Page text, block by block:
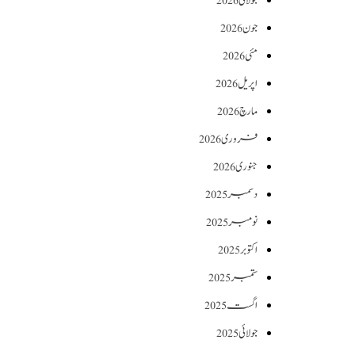
جون 2026
مئی 2026
اپریل 2026
مارچ 2026
فروری 2026
جنوری 2026
دسمبر 2025
نومبر 2025
اکتوبر 2025
ستمبر 2025
اگست 2025
جولائی 2025